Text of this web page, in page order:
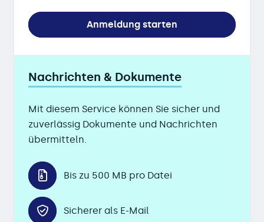
Anmeldung starten
Nachrichten & Dokumente
Mit diesem Service können Sie sicher und
zuverlässig Dokumente und Nachrichten
übermitteln.
Bis zu 500 MB pro Datei
Sicherer als E-Mail